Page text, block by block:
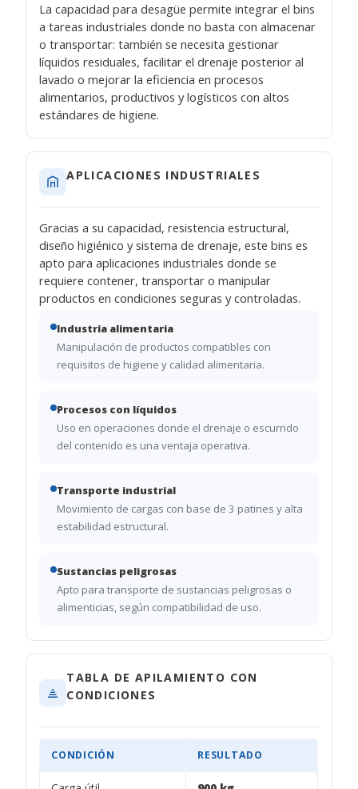
La capacidad para desagüe permite integrar el bins
a tareas industriales donde no basta con almacenar
o transportar: también se necesita gestionar
líquidos residuales, facilitar el drenaje posterior al
lavado o mejorar la eficiencia en procesos
alimentarios, productivos y logísticos con altos
estándares de higiene.
APLICACIONES INDUSTRIALES
Gracias a su capacidad, resistencia estructural,
diseño higiénico y sistema de drenaje, este bins es
apto para aplicaciones industriales donde se
requiere contener, transportar o manipular
productos en condiciones seguras y controladas.
Industria alimentaria
Manipulación de productos compatibles con
requisitos de higiene y calidad alimentaria.
Procesos con líquidos
Uso en operaciones donde el drenaje o escurrido
del contenido es una ventaja operativa.
Transporte industrial
Movimiento de cargas con base de 3 patines y alta
estabilidad estructural.
Sustancias peligrosas
Apto para transporte de sustancias peligrosas o
alimenticias, según compatibilidad de uso.
TABLA DE APILAMIENTO CON
CONDICIONES
CONDICIÓN RESULTADO